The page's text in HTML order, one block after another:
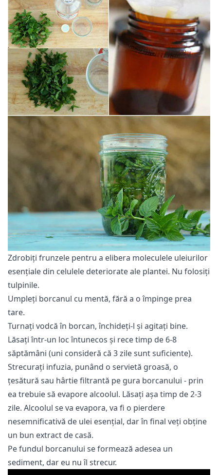
Zdrobiți frunzele pentru a elibera moleculele uleiurilor
esențiale din celulele deteriorate ale plantei. Nu folosiți
tulpinile.
Umpleți borcanul cu mentă, fără a o împinge prea
tare.
Turnați vodcă în borcan, închideți-l și agitați bine.
Lăsați într-un loc întunecos și rece timp de 6-8
săptămâni (uni consideră că 3 zile sunt suficiente).
Strecurați infuzia, punând o servietă groasă, o
țesătură sau hârtie filtrantă pe gura borcanului - prin
ea trebuie să evapore alcoolul. Lăsați așa timp de 2-3
zile. Alcoolul se va evapora, va fi o pierdere
nesemnificativă de ulei esențial, dar în final veți obține
un bun extract de casă.
Pe fundul borcanului se formează adesea un
sediment, dar eu nu îl strecur.